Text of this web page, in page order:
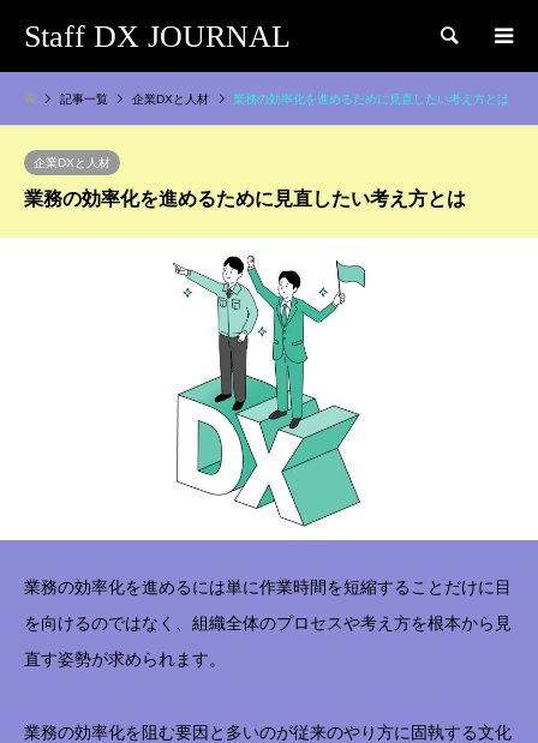
Staff DX JOURNAL 検索
記事一覧 企業DXと人材 業務の効率化を進めるために見直したい考え方とは
企業DXと人材
業務の効率化を進めるために見直したい考え方とは
業務の効率化を進めるには単に作業時間を短縮することだけに目
を向けるのではなく、組織全体のプロセスや考え方を根本から見
直す姿勢が求められます。
業務の効率化を阻む要因と多いのが従来のやり方に固執する文化